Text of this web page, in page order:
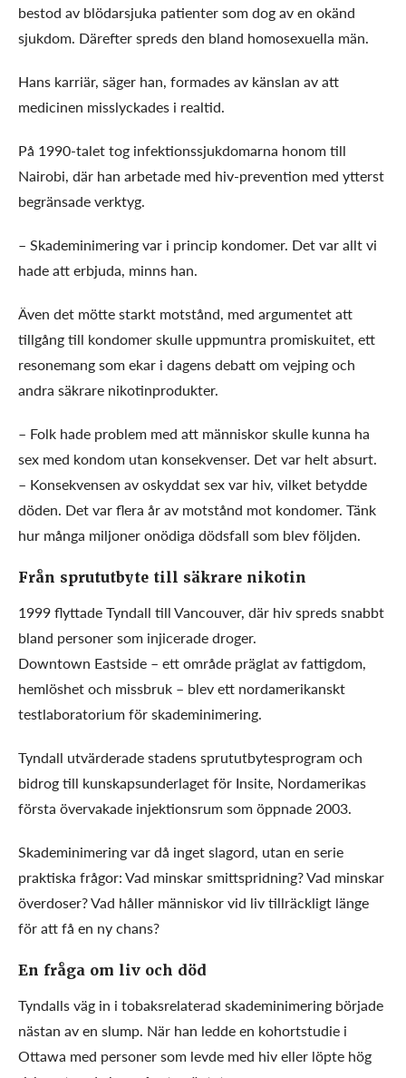
bestod av blödarsjuka patienter som dog av en okänd
sjukdom. Därefter spreds den bland homosexuella män.
Hans karriär, säger han, formades av känslan av att
medicinen misslyckades i realtid.
På 1990-talet tog infektionssjukdomarna honom till
Nairobi, där han arbetade med hiv-prevention med ytterst
begränsade verktyg.
– Skademinimering var i princip kondomer. Det var allt vi
hade att erbjuda, minns han.
Även det mötte starkt motstånd, med argumentet att
tillgång till kondomer skulle uppmuntra promiskuitet, ett
resonemang som ekar i dagens debatt om vejping och
andra säkrare nikotinprodukter.
– Folk hade problem med att människor skulle kunna ha
sex med kondom utan konsekvenser. Det var helt absurt.
– Konsekvensen av oskyddat sex var hiv, vilket betydde
döden. Det var flera år av motstånd mot kondomer. Tänk
hur många miljoner onödiga dödsfall som blev följden.
Från sprututbyte till säkrare nikotin
1999 flyttade Tyndall till Vancouver, där hiv spreds snabbt
bland personer som injicerade droger.
Downtown Eastside – ett område präglat av fattigdom,
hemlöshet och missbruk – blev ett nordamerikanskt
testlaboratorium för skademinimering.
Tyndall utvärderade stadens sprututbytesprogram och
bidrog till kunskapsunderlaget för Insite, Nordamerikas
första övervakade injektionsrum som öppnade 2003.
Skademinimering var då inget slagord, utan en serie
praktiska frågor: Vad minskar smittspridning? Vad minskar
överdoser? Vad håller människor vid liv tillräckligt länge
för att få en ny chans?
En fråga om liv och död
Tyndalls väg in i tobaksrelaterad skademinimering började
nästan av en slump. När han ledde en kohortstudie i
Ottawa med personer som levde med hiv eller löpte hög